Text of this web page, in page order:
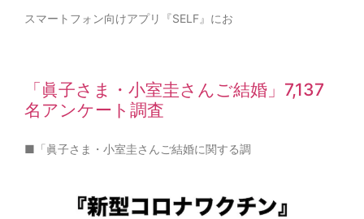
スマートフォン向けアプリ『SELF』にお
「眞子さま・小室圭さんご結婚」7,137
名アンケート調査
■「眞子さま・小室圭さんご結婚に関する調